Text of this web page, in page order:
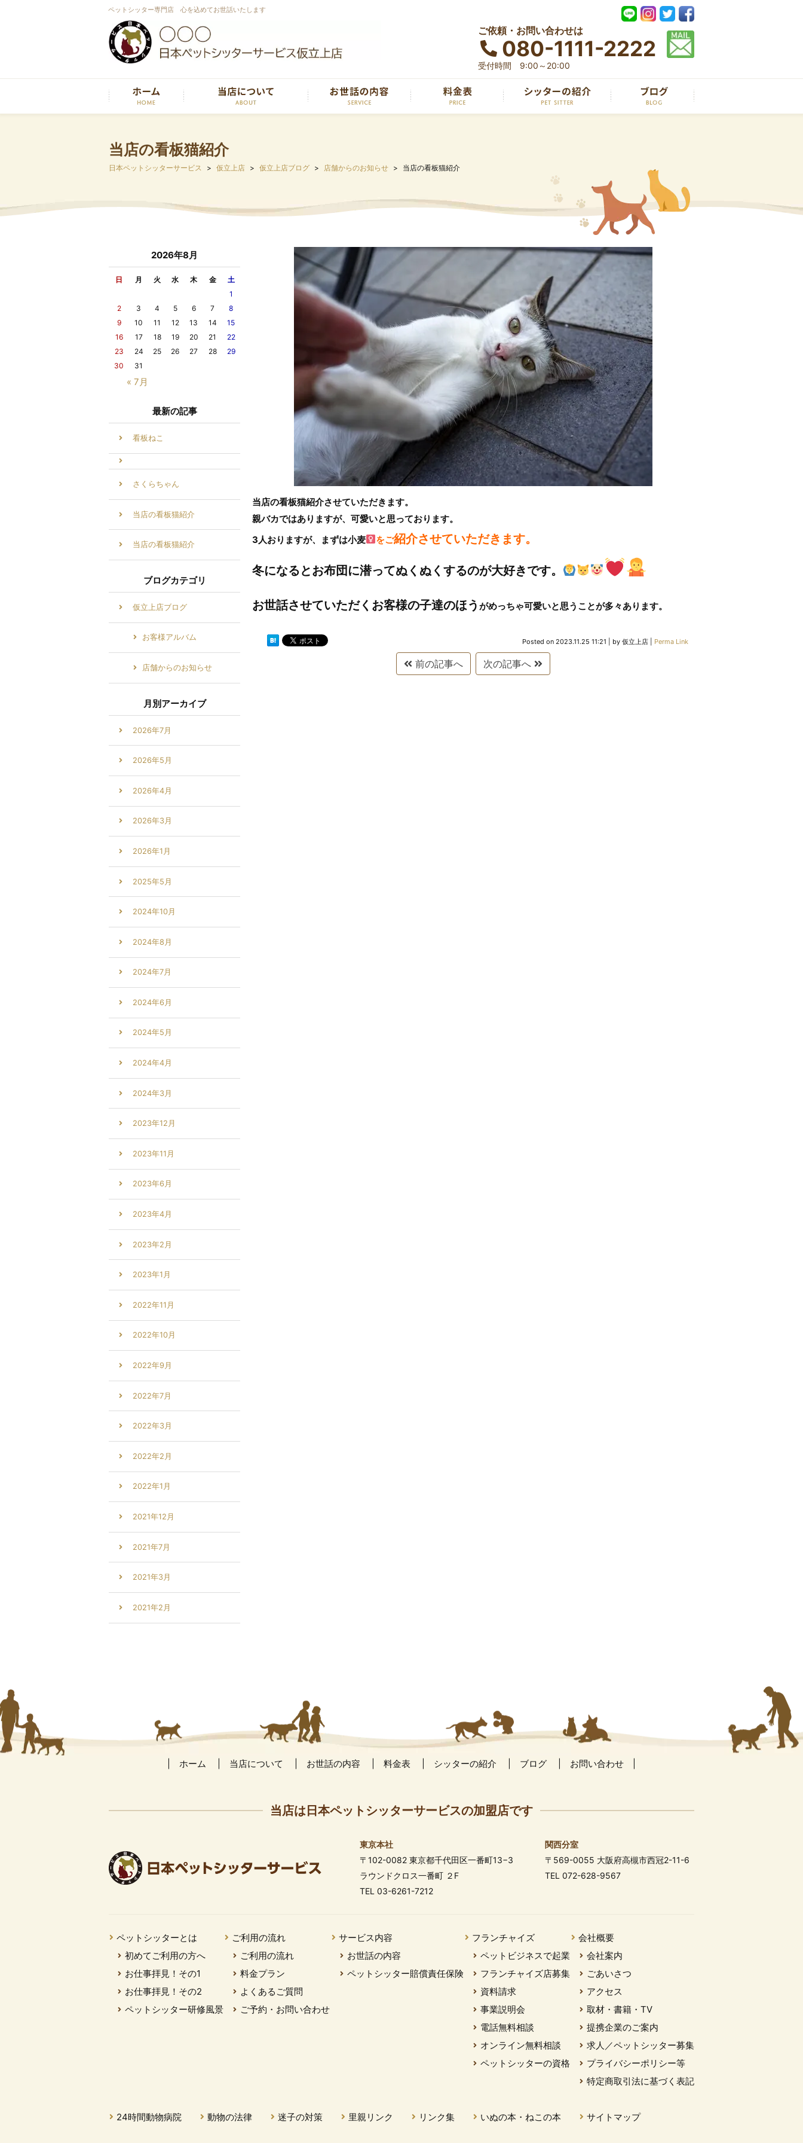
ペットシッター専門店 心を込めてお世話いたします
ご依頼・お問い合わせは
080-1111-2222
受付時間 9:00～20:00
当店の看板猫紹介
日本ペットシッターサービス 仮立上店 仮立上店ブログ 店舗からのお知らせ 当店の看板猫紹介
当店の看板猫紹介させていただきます。
親バカではありますが、可愛いと思っております。
3人おりますが、まずは小麦
をご紹介させていただきます。
冬になるとお布団に潜ってぬくぬくするのが大好きです。
お世話させていただくお客様の子達のほう がめっちゃ可愛いと思うことが多々あります。
Posted on 2023.11.25 11:21 by 仮立上店 Perma Link
前の記事へ 次の記事へ
2026年8月
日 月 火 水 木 金 土
« 7月
1
2
3 4 5 6 7
8
9
10 11 12 13 14
15
16
17 18 19 20 21
22
23
24 25 26 27 28
29
30
31
最新の記事
看板ねこ
さくらちゃん
当店の看板猫紹介
当店の看板猫紹介
ブログカテゴリ
仮立上店ブログ
お客様アルバム
店舗からのお知らせ
月別アーカイブ
2026年7月
2026年5月
2026年4月
2026年3月
2026年1月
2025年5月
2024年10月
2024年8月
2024年7月
2024年6月
2024年5月
2024年4月
2024年3月
2023年12月
2023年11月
2023年6月
2023年4月
2023年2月
2023年1月
2022年11月
2022年10月
2022年9月
2022年7月
2022年3月
2022年2月
2022年1月
2021年12月
2021年7月
2021年3月
2021年2月
ホーム 当店について お世話の内容 料金表 シッターの紹介 ブログ お問い合わせ
当店は日本ペットシッターサービスの加盟店です
東京本社
〒102-0082 東京都千代田区一番町13−3
ラウンドクロス一番町 ２F
TEL 03-6261-7212
関西分室
〒569-0055 大阪府高槻市西冠2-11-6
TEL 072-628-9567
ペットシッターとは
初めてご利用の方へ
お仕事拝見！その1
お仕事拝見！その2
ペットシッター研修風景
ご利用の流れ
ご利用の流れ
料金プラン
よくあるご質問
ご予約・お問い合わせ
サービス内容
お世話の内容
ペットシッター賠償責任保険
フランチャイズ
ペットビジネスで起業
フランチャイズ店募集
資料請求
事業説明会
電話無料相談
オンライン無料相談
ペットシッターの資格
会社概要
会社案内
ごあいさつ
アクセス
取材・書籍・TV
提携企業のご案内
求人／ペットシッター募集
プライバシーポリシー等
特定商取引法に基づく表記
24時間動物病院 動物の法律 迷子の対策 里親リンク リンク集 いぬの本・ねこの本 サイトマップ